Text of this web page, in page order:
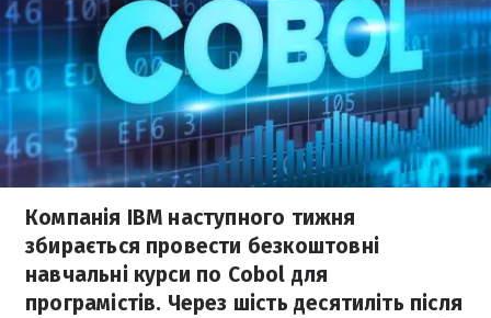
Компанія IBM наступного тижня
збирається провести безкоштовні
навчальні курси по Cobol для
програмістів. Через шість десятиліть після